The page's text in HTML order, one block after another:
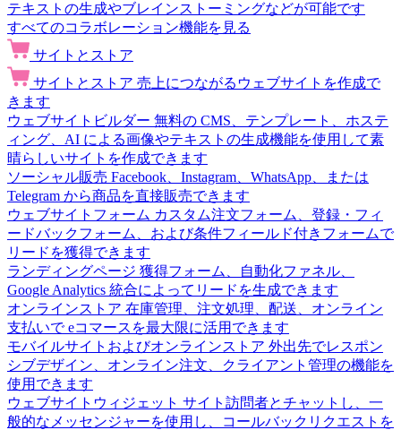
テキストの生成やブレインストーミングなどが可能です
すべてのコラボレーション機能を見る
サイトとストア
サイトとストア 売上につながるウェブサイトを作成で
きます
ウェブサイトビルダー 無料の CMS、テンプレート、ホステ
ィング、AI による画像やテキストの生成機能を使用して素
晴らしいサイトを作成できます
ソーシャル販売 Facebook、Instagram、WhatsApp、または
Telegram から商品を直接販売できます
ウェブサイトフォーム カスタム注文フォーム、登録・フィ
ードバックフォーム、および条件フィールド付きフォームで
リードを獲得できます
ランディングページ 獲得フォーム、自動化ファネル、
Google Analytics 統合によってリードを生成できます
オンラインストア 在庫管理、注文処理、配送、オンライン
支払いで eコマースを最大限に活用できます
モバイルサイトおよびオンラインストア 外出先でレスポン
シブデザイン、オンライン注文、クライアント管理の機能を
使用できます
ウェブサイトウィジェット サイト訪問者とチャットし、一
般的なメッセンジャーを使用し、コールバックリクエストを